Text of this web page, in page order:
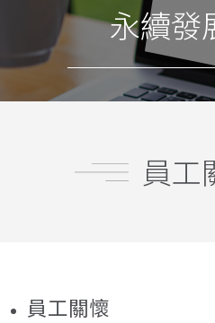
永續發
員工
員工關懷